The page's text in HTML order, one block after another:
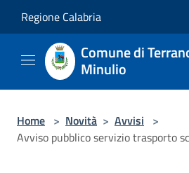
Regione Calabria
Comune di
Minulio
Home > Novità > Avvisi >
Avviso pubblico servizio trasporto